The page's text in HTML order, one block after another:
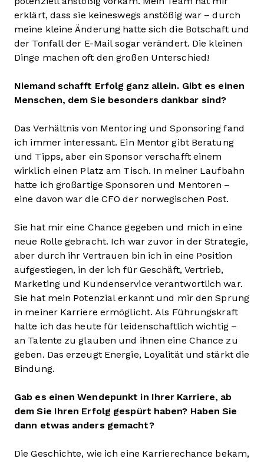
erklärt, dass sie keineswegs anstößig war – durch
meine kleine Änderung hatte sich die Botschaft und
der Tonfall der E-Mail sogar verändert. Die kleinen
Dinge machen oft den großen Unterschied!
Niemand schafft Erfolg ganz allein. Gibt es einen
Menschen, dem Sie besonders dankbar sind?
Das Verhältnis von Mentoring und Sponsoring fand
ich immer interessant. Ein Mentor gibt Beratung
und Tipps, aber ein Sponsor verschafft einem
wirklich einen Platz am Tisch. In meiner Laufbahn
hatte ich großartige Sponsoren und Mentoren –
eine davon war die CFO der norwegischen Post.
Sie hat mir eine Chance gegeben und mich in eine
neue Rolle gebracht. Ich war zuvor in der Strategie,
aber durch ihr Vertrauen bin ich in eine Position
aufgestiegen, in der ich für Geschäft, Vertrieb,
Marketing und Kundenservice verantwortlich war.
Sie hat mein Potenzial erkannt und mir den Sprung
in meiner Karriere ermöglicht. Als Führungskraft
halte ich das heute für leidenschaftlich wichtig –
an Talente zu glauben und ihnen eine Chance zu
geben. Das erzeugt Energie, Loyalität und stärkt die
Bindung.
Gab es einen Wendepunkt in Ihrer Karriere, ab
dem Sie Ihren Erfolg gespürt haben? Haben Sie
dann etwas anders gemacht?
Die Geschichte, wie ich eine Karrierechance bekam,